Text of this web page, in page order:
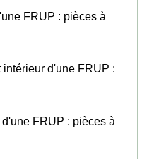
FRUP : pièces à
d'une FRUP :
FRUP : pièces à